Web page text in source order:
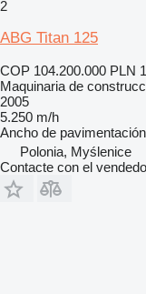
2
ABG Titan 125
COP 104.200.000 PLN
Maquinaria de
2005
5.250 m/h
Ancho de pavimentación
Polonia, Myślenice
Contacte con el